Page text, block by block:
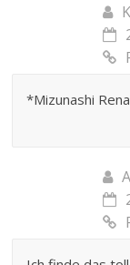
*Mizunashi